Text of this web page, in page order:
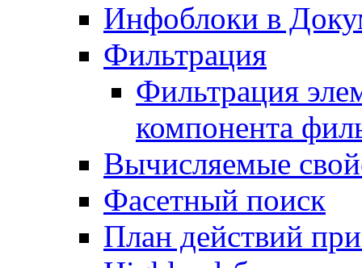
Инфоблоки в
Фильтрация
Фильтрация
компонента
Вычисляемые
Фасетный поиск
План действий